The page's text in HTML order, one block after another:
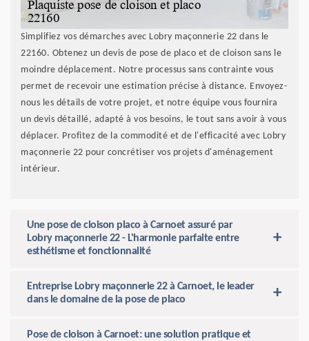
Simplifiez vos démarches avec Lobry maçonnerie 22 dans le
22160. Obtenez un devis de pose de placo et de cloison sans le
moindre déplacement. Notre processus sans contrainte vous
permet de recevoir une estimation précise à distance. Envoyez-
nous les détails de votre projet, et notre équipe vous fournira
un devis détaillé, adapté à vos besoins, le tout sans avoir à vous
déplacer. Profitez de la commodité et de l'efficacité avec Lobry
maçonnerie 22 pour concrétiser vos projets d'aménagement
intérieur.
Une pose de cloison placo à Carnoet assuré par
Lobry maçonnerie 22 - L'harmonie parfaite entre
esthétisme et fonctionnalité
Entreprise Lobry maçonnerie 22 à Carnoet, le leader
dans le domaine de la pose de placo
Pose de cloison à Carnoet: une solution pratique et